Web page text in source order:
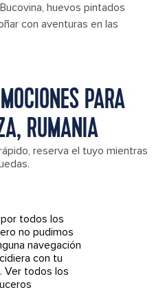
huevos pintados
con aventuras en las
PARA
RUMANIA
reserva el tuyo mientras
todos los
no pudimos
navegación
con tu
Ver todos los